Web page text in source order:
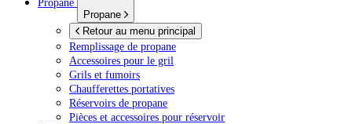
Propane
Retour au menu principal
Remplissage de propane
Accessoires pour le gril
Grils et fumoirs
Chaufferettes portatives
Réservoirs de propane
Pièces et accessoires pour réservoir